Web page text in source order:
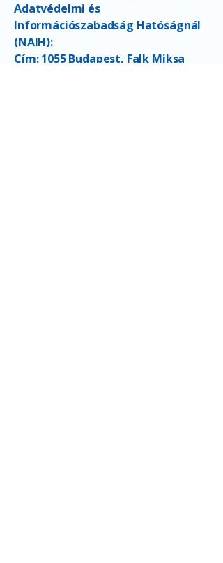
Adatvédelmi és
Információszabadság Hatóságnál
(NAIH):
Cím: 1055 Budapest, Falk Miksa